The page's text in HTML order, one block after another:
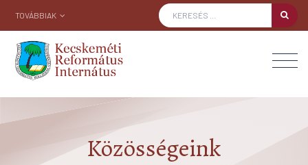
TOVÁBBIAK
Közösségeink